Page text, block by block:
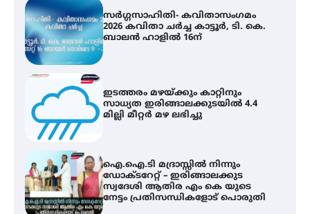
സർഗ്ഗസാഹിതി- കവിതാസംഗമം
2026 കവിതാ ചർച്ച കാട്ടൂർ, ടി. കെ.
ബാലൻ ഹാളിൽ 16ന്
ഇടത്തരം മഴയ്ക്കും കാറ്റിനും
സാധ്യത ഇരിങ്ങാലക്കുടയിൽ 4.4
മില്ലി മീറ്റർ മഴ ലഭിച്ചു
ഐ.ഐ.ടി മദ്രാസ്സിൽ നിന്നും
ഡോക്ടറേറ്റ് – ഇരിങ്ങാലക്കുട
സ്വദേശി ആതിര എം കെ യുടെ
നേട്ടം പ്രതിസന്ധികളോട് പൊരുതി